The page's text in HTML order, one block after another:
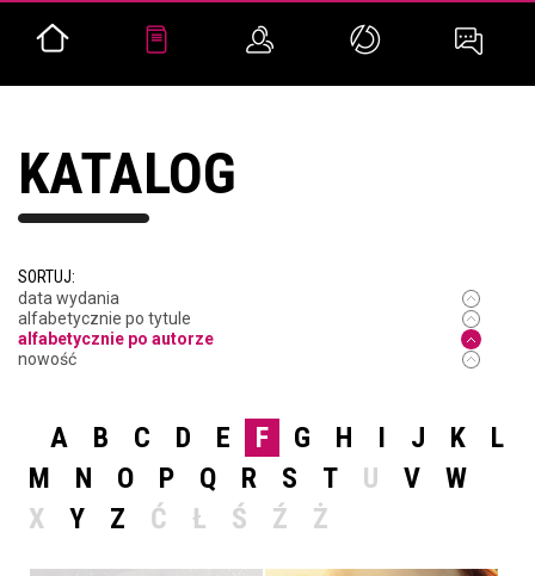
KATALOG
SORTUJ:
data wydania
alfabetycznie po tytule
alfabetycznie po autorze
nowość
A B C D E F G H I J K
L
M
N O P Q R S T U V
W
X
Y Z Ć Ł Ś Ź Ż